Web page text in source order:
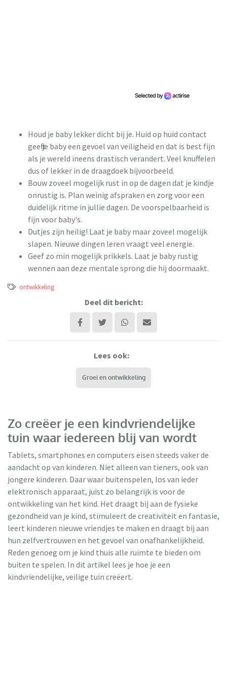
Houd je baby lekker dicht bij je. Huid op huid contact
geeft je baby een gevoel van veiligheid en dat is best fijn
als je wereld ineens drastisch verandert. Veel knuffelen
dus of lekker in de draagdoek bijvoorbeeld.
Bouw zoveel mogelijk rust in op de dagen dat je kindje
onrustig is. Plan weinig afspraken en zorg voor een
duidelijk ritme in jullie dagen. De voorspelbaarheid is
fijn voor baby's.
Dutjes zijn heilig! Laat je baby maar zoveel mogelijk
slapen. Nieuwe dingen leren vraagt veel energie.
Geef zo min mogelijk prikkels. Laat je baby rustig
wennen aan deze mentale sprong die hij doormaakt.
ontwikkeling
Deel dit bericht:
Lees ook:
Groei en ontwikkeling
Zo creëer je een kindvriendelijke
tuin waar iedereen blij van wordt
Tablets, smartphones en computers eisen steeds vaker de
aandacht op van kinderen. Niet alleen van tieners, ook van
jongere kinderen. Daar waar buitenspelen, los van ieder
elektronisch apparaat, juist zo belangrijk is voor de
ontwikkeling van het kind. Het draagt bij aan de fysieke
gezondheid van je kind, stimuleert de creativiteit en fantasie,
leert kinderen nieuwe vriendjes te maken en draagt bij aan
hun zelfvertrouwen en het gevoel van onafhankelijkheid.
Reden genoeg om je kind thuis alle ruimte te bieden om
buiten te spelen. In dit artikel lees je hoe je een
kindvriendelijke, veilige tuin creëert.